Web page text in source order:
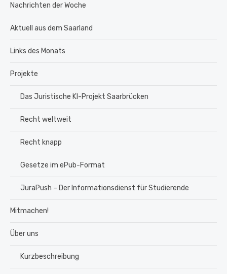
Nachrichten der Woche
Aktuell aus dem Saarland
Links des Monats
Projekte
Das Juristische KI-Projekt Saarbrücken
Recht weltweit
Recht knapp
Gesetze im ePub-Format
JuraPush – Der Informationsdienst für Studierende
Mitmachen!
Über uns
Kurzbeschreibung